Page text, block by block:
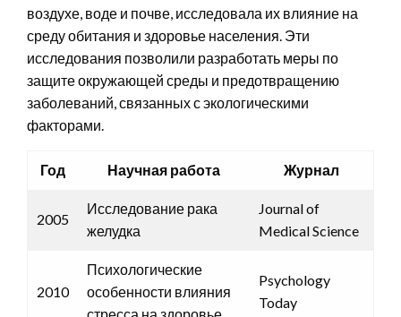
воздухе, воде и почве, исследовала их влияние на
среду обитания и здоровье населения. Эти
исследования позволили разработать меры по
защите окружающей среды и предотвращению
заболеваний, связанных с экологическими
факторами.
Год Научная работа Журнал
2005
Исследование рака
желудка
Journal of
Medical Science
2010
Психологические
особенности влияния
Psychology
Today